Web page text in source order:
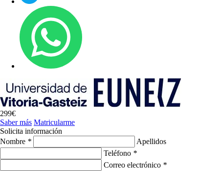
299€
Saber más Matricularme
Solicita información
Nombre *
Apellidos
Teléfono *
Correo electrónico *